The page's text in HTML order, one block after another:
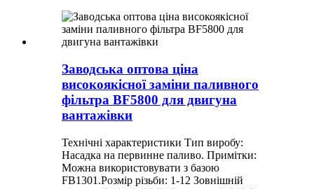
Заводська оптова ціна
високоякісної заміни паливного
фільтра BF5800 для двигуна
вантажівки
Технічні характеристики Тип виробу:
Насадка на первинне паливо. Примітки:
Можна використовувати з базою
FB1301.Розмір різьби: 1-12 Зовнішній